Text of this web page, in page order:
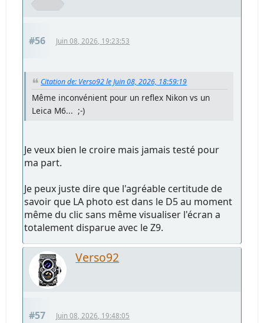
#56 Juin 08, 2026, 19:23:53
Citation de: Verso92 le Juin 08, 2026, 18:59:19
Même inconvénient pour un reflex Nikon vs un
Leica M6... ;-)
Je veux bien le croire mais jamais testé pour
ma part.
Je peux juste dire que l'agréable certitude de
savoir que LA photo est dans le D5 au moment
même du clic sans même visualiser l'écran a
totalement disparue avec le Z9.
Verso92
#57 Juin 08, 2026, 19:48:05